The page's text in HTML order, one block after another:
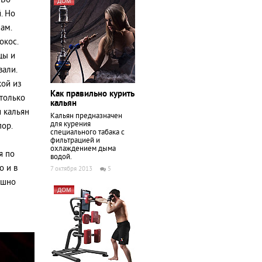
Как правильно курить
кальян
Кальян предназначен
для курения
специального табака с
фильтрацией и
охлаждением дыма
водой.
7 октября 2013 5
ДОМ
Но
и
из
по
и в